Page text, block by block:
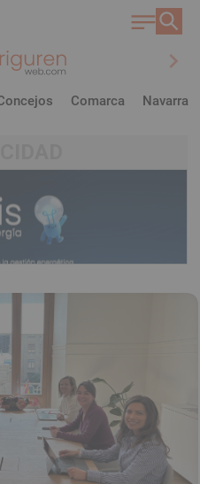
chevron_right
Comarca Navarra